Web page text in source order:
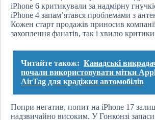
iPhone 6 критикували за надмірну
iPhone 4 запам’ятався проблемами з
Кожен старт продажів приносив
захоплення фанатів, так і хвилю
Читайте також: Канадські
почали використовувати мітки
AirTag для крадіжки автомобілів
Попри негатив, попит на iPhone 17
надзвичайно високим. У Гонконзі